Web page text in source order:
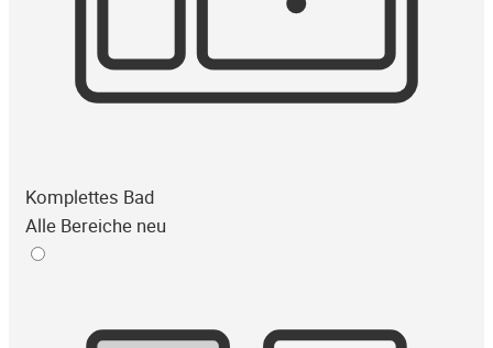
Komplettes Bad
Alle Bereiche neu